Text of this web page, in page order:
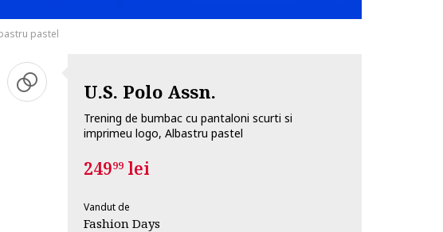
pastel
U.S. Polo Assn.
Trening de bumbac cu pantaloni scurti si
imprimeu logo, Albastru pastel
24999lei
Vandut de
Fashion Days